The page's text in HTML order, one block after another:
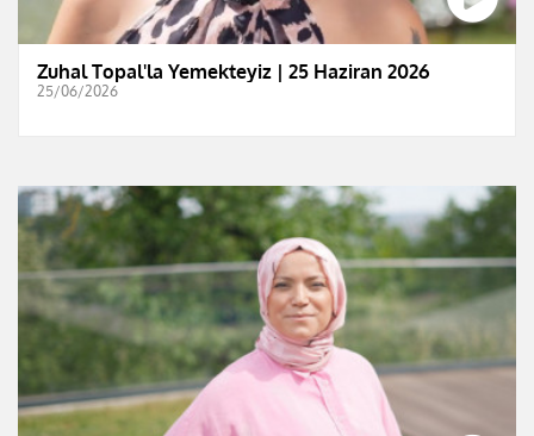
Zuhal Topal'la Yemekteyiz | 25 Haziran 2026
25/06/2026